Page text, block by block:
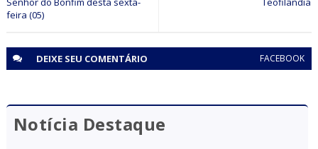
feira (05)
DEIXE SEU COMENTÁRIO FACEBOOK
Notícia Destaque